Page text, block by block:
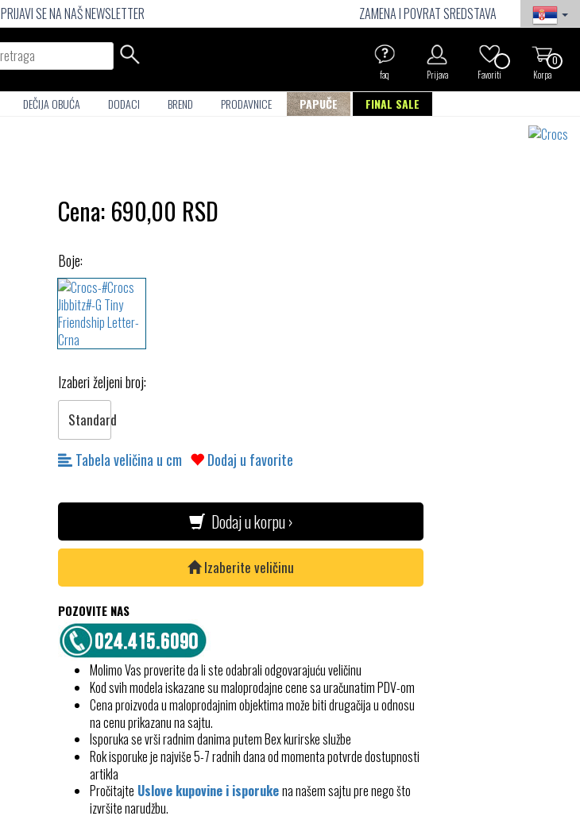
PRIJAVI SE NA NAŠ NEWSLETTER
ZAMENA I POVRAT SREDSTAVA
0
Korpa
Favoriti
Prijava
faq
DEČIJA OBUĆA DODACI BREND PRODAVNICE PAPUČE FINAL SALE
Cena: 690,00 RSD
Boje:
Izaberi željeni broj:
Standard
Tabela veličina u cm Dodaj u favorite
Dodaj u korpu ›
Izaberite veličinu
POZOVITE NAS
Molimo Vas proverite da li ste odabrali odgovarajuću veličinu
Kod svih modela iskazane su maloprodajne cene sa uračunatim PDV-om
Cena proizvoda u maloprodajnim objektima može biti drugačija u odnosu
na cenu prikazanu na sajtu.
Isporuka se vrši radnim danima putem Bex kurirske službe
Rok isporuke je najviše 5-7 radnih dana od momenta potvrde dostupnosti
artikla
Pročitajte Uslove kupovine i isporukena našem sajtu pre nego što
izvršite narudžbu.